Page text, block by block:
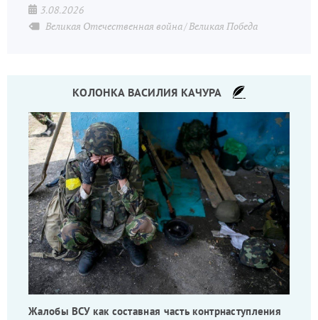
3.08.2026
Великая Отечественная война Великая Победа
КОЛОНКА ВАСИЛИЯ КАЧУРА
Жалобы ВСУ как составная часть контрнаступления